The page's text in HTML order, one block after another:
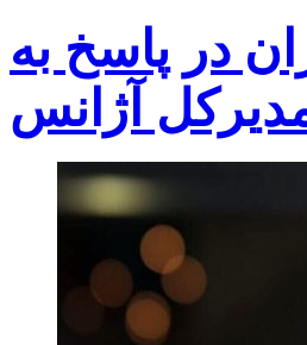
در پاسخ به
آژانس